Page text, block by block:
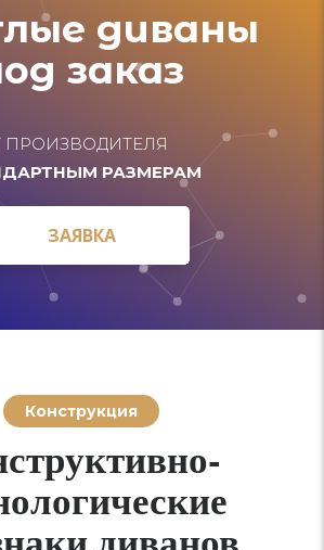
диваны
заказ
ПРОИЗВОДИТЕЛЯ
РАЗМЕРАМ
ЗАЯВКА
ЗАЯВКА
Конструкция